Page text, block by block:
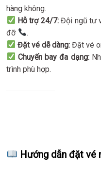
hàng không.
Hỗ trợ 24/7:Đội ngũ tư
đỡ
.
Đặt vé dễ dàng:Đặt vé
Chuyến bay đa dạng:
trình phù hợp.
Hướng dẫn đặt vé